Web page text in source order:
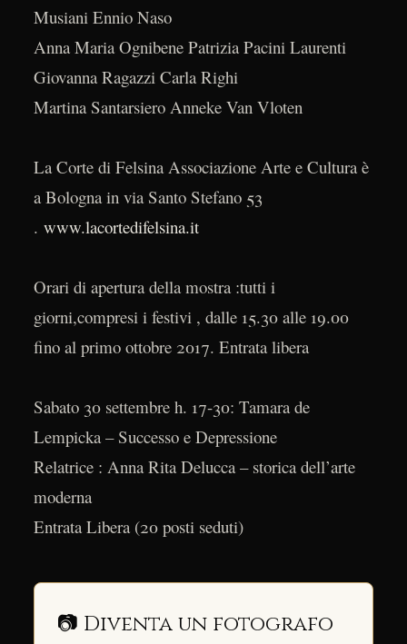
Musiani Ennio Naso
Anna Maria Ognibene Patrizia Pacini Laurenti
Giovanna Ragazzi Carla Righi
Martina Santarsiero Anneke Van Vloten
La Corte di Felsina Associazione Arte e Cultura è
a Bologna in via Santo Stefano 53
. www.lacortedifelsina.it
Orari di apertura della mostra :tutti i
giorni,compresi i festivi , dalle 15.30 alle 19.00
fino al primo ottobre 2017. Entrata libera
Sabato 30 settembre h. 17-30: Tamara de
Lempicka – Successo e Depressione
Relatrice : Anna Rita Delucca – storica dell’arte
moderna
Entrata Libera (20 posti seduti)
📷 Diventa un fotografo